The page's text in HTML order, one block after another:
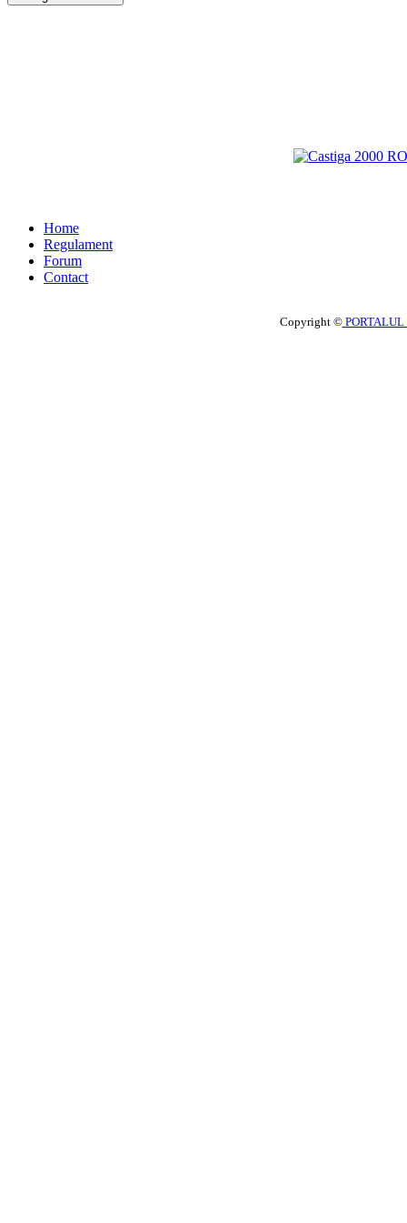
Home
Regulament
Forum
Contact
Copyright ©PORTALUL